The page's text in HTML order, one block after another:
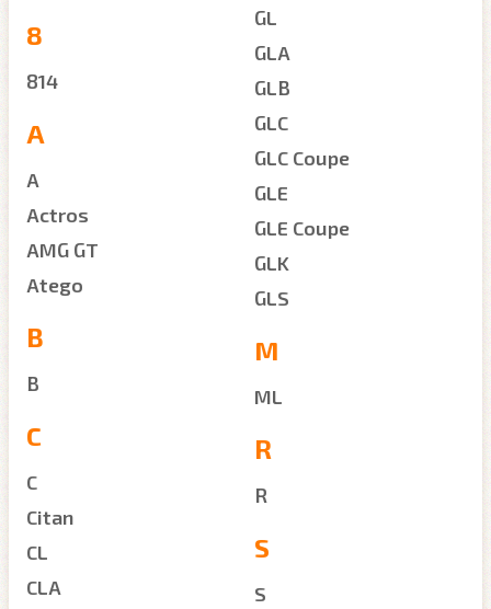
8
814
A
A
Actros
AMG GT
Atego
B
B
C
C
Citan
CL
CLA
GL
GLA
GLB
GLC
GLC Coupe
GLE
GLE Coupe
GLK
GLS
M
ML
R
R
S
S